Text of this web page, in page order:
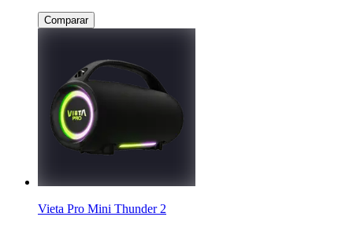
Comparar
Vieta Pro Mini Thunder 2